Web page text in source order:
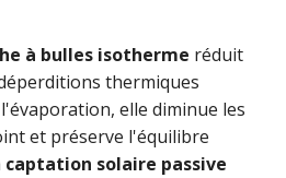
à bulles isotherme réduit
thermiques
elle diminue les
et préserve l'équilibre
captation solaire passive